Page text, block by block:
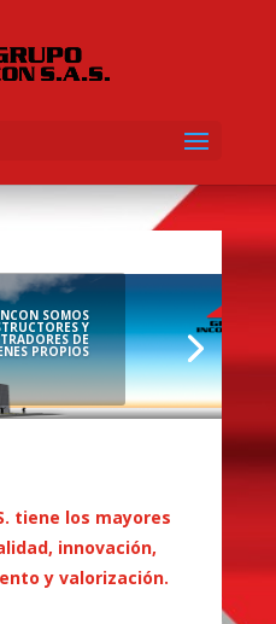
SOMOS
Y
DE
PROPIOS
tiene los mayores
innovación,
y valorización.